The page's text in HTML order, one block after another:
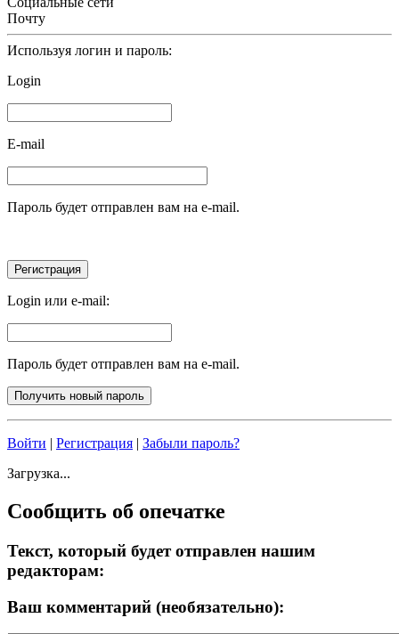
Почту
Используя логин и пароль:
Login
E-mail
Пароль будет отправлен вам на e-mail.
Login или e-mail:
Пароль будет отправлен вам на e-mail.
Войти | Регистрация | Забыли пароль?
Загрузка...
Сообщить об опечатке
Текст, который будет отправлен нашим
редакторам:
Ваш комментарий (необязательно):